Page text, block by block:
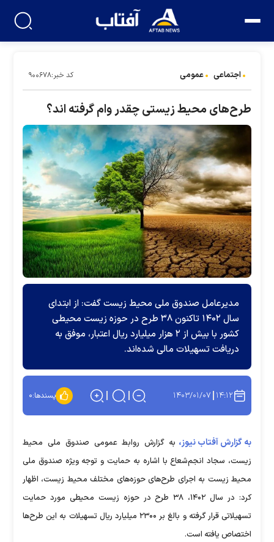
اجتماعی عمومی کد خبر:۹۰۰۶۷۸
طرح‌های محیط زیستی چقدر وام گرفته اند؟
مدیرعامل صندوق ملی محیط زیست گفت: از ابتدای
سال ۱۴۰۲ تاکنون ۳۸ طرح در حوزه زیست محیطی
کشور با بیش از ۲ هزار میلیارد ریال اعتبار، موفق به
دریافت تسهیلات مالی شده‌اند.
۱۴:۱۲ ۱۴۰۳/۰۱/۰۷ پسندها:۰
به گزارش آفتاب نیوز، به گزارش روابط عمومی صندوق ملی محیط
زیست، سجاد انجم‌شعاع با اشاره به حمایت و توجه ویژه صندوق ملی
محیط زیست به اجرای طرح‌های حوزه‌های مختلف محیط زیست، اظهار
کرد: در سال ۱۴۰۲، ۳۸ طرح در حوزه زیست محیطی مورد حمایت
تسهیلاتی قرار گرفته و بالغ بر ۲۳۰۰ میلیارد ریال تسهیلات به این طرح‌ها
اختصاص یافته است.